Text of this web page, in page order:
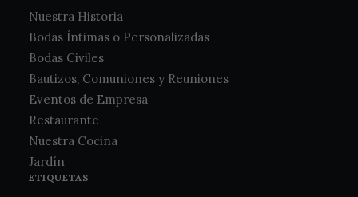
Nuestra Historia
Bodas Íntimas o Personalizadas
Bodas Civiles
Bautizos, Comuniones y Reuniones
Eventos de Empresa
Restaurante
Nuestra Cocina
Jardín
ETIQUETAS